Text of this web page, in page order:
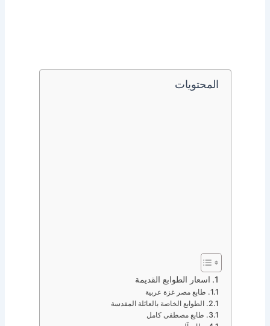
المحتويات
اسعار الطوابع القديمة
طابع مصر غزة عربية
الطوابع الخاصة بالعائلة المقدسة
طابع مصطفى كامل